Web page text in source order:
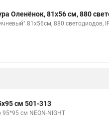
Оленёнок, 81х56 см, 880
81х56см, 880
см 501-313
см NEON-NIGHT